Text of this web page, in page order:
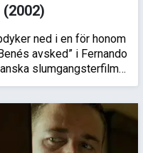
ned i en för honom
avsked” i Fernando
slumgangsterfilm